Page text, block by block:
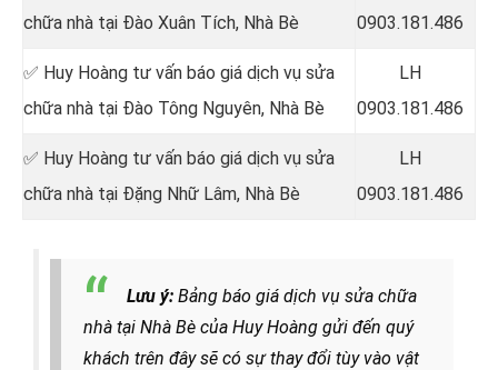
chữa nhà tại Đào Xuân Tích, Nhà Bè 0903.181.486
✅ Huy Hoàng tư vấn báo giá dịch vụ sửa
chữa nhà tại Đào Tông Nguyên, Nhà Bè
LH
0903.181.486
✅ Huy Hoàng tư vấn báo giá dịch vụ sửa
chữa nhà tại Đặng Nhữ Lâm, Nhà Bè
LH
0903.181.486
Lưu ý: Bảng báo giá dịch vụ sửa chữa
nhà tại Nhà Bè của Huy Hoàng gửi đến quý
khách trên đây sẽ có sự thay đổi tùy vào vật